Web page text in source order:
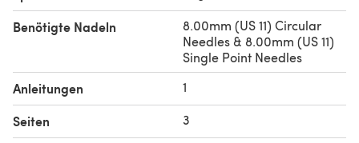
Benötigte Nadeln
8.00mm (US 11) Circular
Needles & 8.00mm (US 11)
Single Point Needles
Anleitungen 1
Seiten 3